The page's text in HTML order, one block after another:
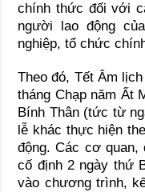
chính thức đối với
người lao động
nghiệp, tổ chức
Theo đó, Tết Âm
tháng Chạp năm Ất
Bính Thân (tức từ
lễ khác thực hiện
động. Các cơ
cố định 2 ngày thứ
vào chương trình,